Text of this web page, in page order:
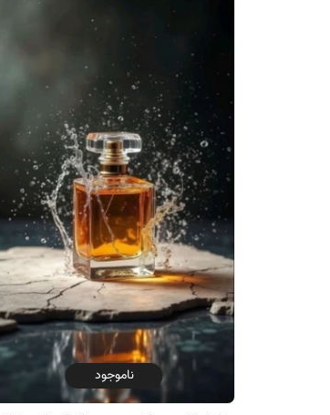
ناموجود